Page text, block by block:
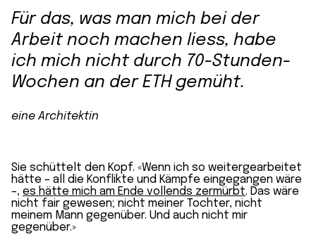
Für das, was man mich bei der
Arbeit noch machen liess, habe
ich mich nicht durch 70-Stunden-
Wochen an der ETH gemüht.
eine Architektin
Sie schüttelt den Kopf. «Wenn ich so weiter­gearbeitet
hätte – all die Konflikte und Kämpfe eingegangen wäre
–, es hätte mich am Ende vollends zermürbt. Das wäre
nicht fair gewesen; nicht meiner Tochter, nicht
meinem Mann gegenüber. Und auch nicht mir
gegenüber.»